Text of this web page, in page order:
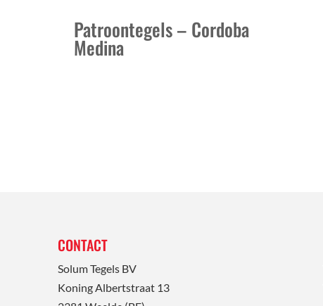
Patroontegels – Cordoba
Medina
CONTACT
Solum Tegels BV
Koning Albertstraat 13